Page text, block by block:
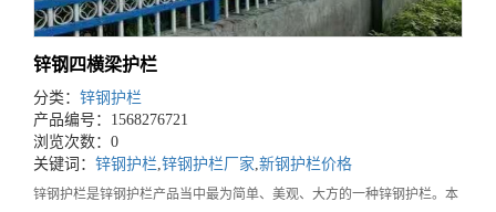
锌钢四横梁护栏
分类： 锌钢护栏
产品编号：1568276721
浏览次数：0
关键词： 锌钢护栏,锌钢护栏厂家,新钢护栏价格
锌钢护栏是锌钢护栏产品当中最为简单、美观、大方的一种锌钢护栏。本